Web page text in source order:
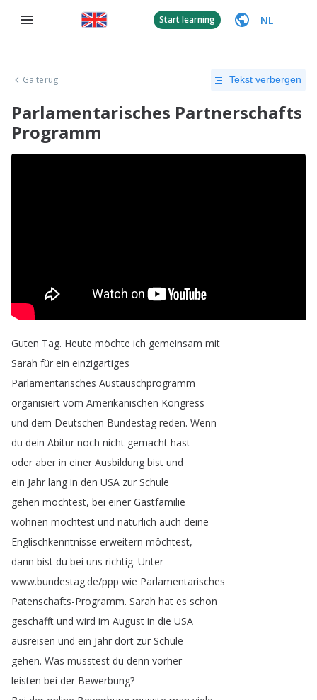
Start learning NL
Ga terug Tekst verbergen
Parlamentarisches Partnerschafts
Programm
Guten Tag. Heute möchte ich gemeinsam mit
Sarah für ein einzigartiges
Parlamentarisches Austauschprogramm
organisiert vom Amerikanischen Kongress
und dem Deutschen Bundestag reden. Wenn
du dein Abitur noch nicht gemacht hast
oder aber in einer Ausbildung bist und
ein Jahr lang in den USA zur Schule
gehen möchtest, bei einer Gastfamilie
wohnen möchtest und natürlich auch deine
Englischkenntnisse erweitern möchtest,
dann bist du bei uns richtig. Unter
www.bundestag.de/ppp wie Parlamentarisches
Patenschafts-Programm. Sarah hat es schon
geschafft und wird im August in die USA
ausreisen und ein Jahr dort zur Schule
gehen. Was musstest du denn vorher
leisten bei der Bewerbung?